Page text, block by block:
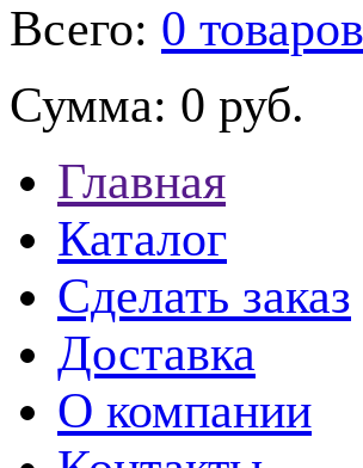
Всего: 0 товаров
Сумма: 0 руб.
Главная
Каталог
Сделать заказ
Доставка
О компании